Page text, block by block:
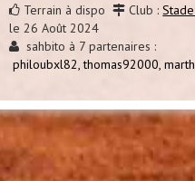
Terrain à dispo Club :
le 26 Août 2024
sahbito à 7 partenaires :
philoubxl82,thomas92000,